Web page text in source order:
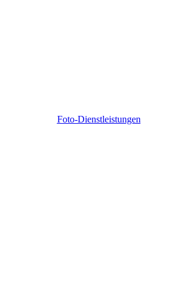
Foto-Dienstleistungen